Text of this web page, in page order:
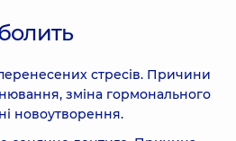
перенесених стресів. Причини
зміна гормонального
новоутворення.